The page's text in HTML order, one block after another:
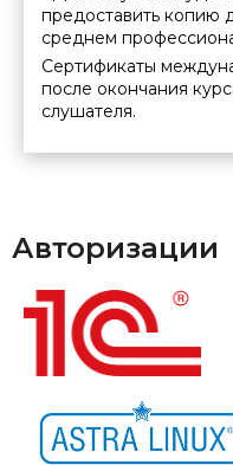
предоставить копию
среднем
Сертификаты
после окончания
слушателя.
Авторизации